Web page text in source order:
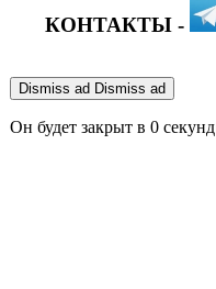
КОНТАКТЫ -
Dismiss ad Dismiss ad
Он будет закрыт в 0 секунд